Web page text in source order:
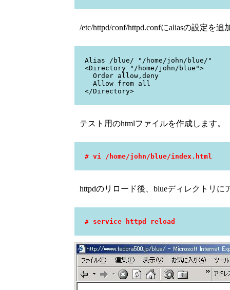
/etc/httpd/conf/httpd.confにaliasの設定を追
Alias /blue/ "/home/john/blue/"
<Directory "/home/john/blue">
Order allow,deny
Allow from all
</Directory>
テスト用のhtmlファイルを作成します。
# vi /home/john/blue/index.html
httpdのリロード後、blueディレクトリ
# service httpd reload